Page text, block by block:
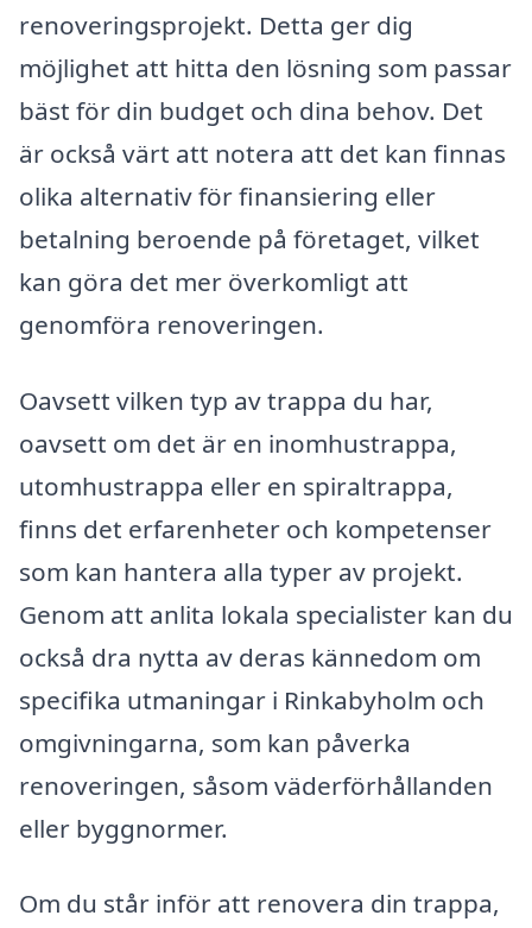
renoveringsprojekt. Detta ger dig
möjlighet att hitta den lösning som passar
bäst för din budget och dina behov. Det
är också värt att notera att det kan finnas
olika alternativ för finansiering eller
betalning beroende på företaget, vilket
kan göra det mer överkomligt att
genomföra renoveringen.
Oavsett vilken typ av trappa du har,
oavsett om det är en inomhustrappa,
utomhustrappa eller en spiraltrappa,
finns det erfarenheter och kompetenser
som kan hantera alla typer av projekt.
Genom att anlita lokala specialister kan du
också dra nytta av deras kännedom om
specifika utmaningar i Rinkabyholm och
omgivningarna, som kan påverka
renoveringen, såsom väderförhållanden
eller byggnormer.
Om du står inför att renovera din trappa,